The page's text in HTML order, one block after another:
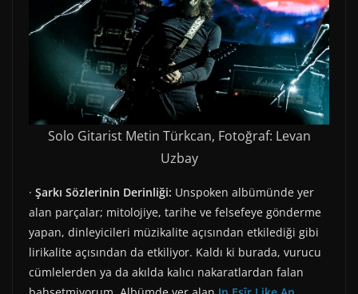
Solo Gitarist Metin Türkcan, Fotoğraf: Levan
Uzbay
· Şarkı Sözlerinin Derinliği: Unspoken albümünde yer
alan parçalar; mitolojiye, tarihe ve felsefeye gönderme
yapan, dinleyicileri müzikalite açısından etkilediği gibi
lirikalite açısından da etkiliyor. Kaldı ki burada, vurucu
cümlelerden ya da akılda kalıcı nakaratlardan falan